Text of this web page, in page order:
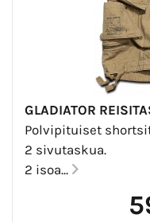
GLADIATOR
Polvipituiset
2 sivutaskua.
2 isoa...